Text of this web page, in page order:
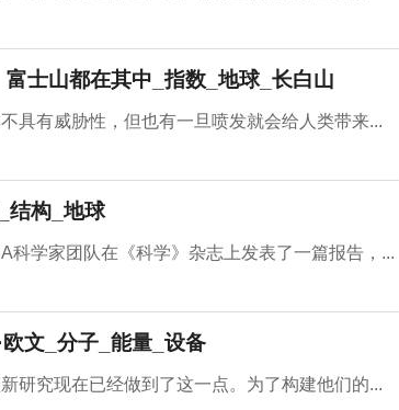
士山都在其中_指数_地球_长白山
具有威胁性，但也有一旦喷发就会给人类带来...
结构_地球
科学家团队在《科学》杂志上发表了一篇报告，...
文_分子_能量_设备
研究现在已经做到了这一点。为了构建他们的...